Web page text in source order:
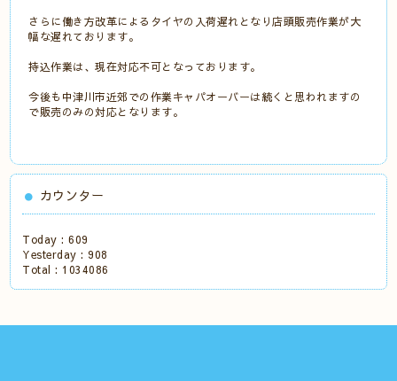
さらに働き方改革によるタイヤの入荷遅れとなり店頭販売作業が大
幅な遅れております。
持込作業は、現在対応不可となっております。
今後も中津川市近郊での作業キャパオーバーは続くと思われますの
で販売のみの対応となります。
カウンター
Today :609
Yesterday :908
Total : 1034086